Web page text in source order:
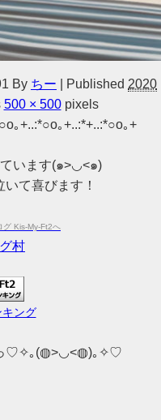
By ちー Published 2020
500 × 500pixels
｡+..:*○o｡+..:*+..:*○o｡+
います(๑>◡<๑)
て喜びます！
村
ング
っ♡✧｡(◍>◡<◍)｡✧♡